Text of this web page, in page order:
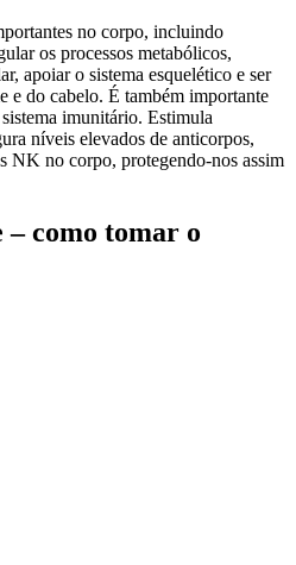
no corpo, incluindo
os processos metabólicos,
apoiar o sistema esquelético e ser
e do cabelo. É também importante
imunitário. Estimula
níveis elevados de anticorpos,
NK no corpo, protegendo-nos assim
como tomar o